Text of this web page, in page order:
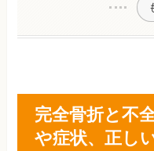
完全骨折と不
や症状、正し